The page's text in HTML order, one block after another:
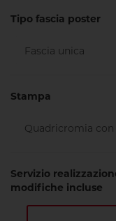
Tipo fascia poster
Stampa
Servizio
modifiche incluse